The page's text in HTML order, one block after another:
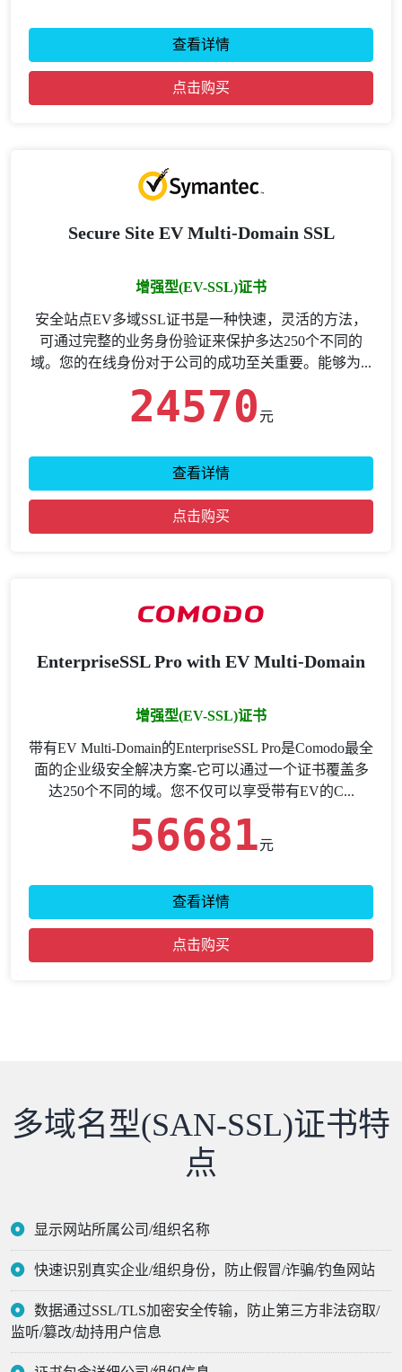
查看详情
点击购买
Secure Site EV Multi-Domain SSL
增强型(EV-SSL)证书
安全站点EV多域SSL证书是一种快速，灵活的方法，
可通过完整的业务身份验证来保护多达250个不同的
域。您的在线身份对于公司的成功至关重要。能够为...
24570 元
查看详情
点击购买
EnterpriseSSL Pro with EV Multi-Domain
增强型(EV-SSL)证书
带有EV Multi-Domain的EnterpriseSSL Pro是Comodo最全
面的企业级安全解决方案-它可以通过一个证书覆盖多
达250个不同的域。您不仅可以享受带有EV的C...
56681元
查看详情
点击购买
多域名型(SAN-SSL)证书特
点
显示网站所属公司/组织名称
快速识别真实企业/组织身份，防止假冒/诈骗/钓鱼网站
数据通过SSL/TLS加密安全传输，防止第三方非法窃取/
监听/篡改/劫持用户信息